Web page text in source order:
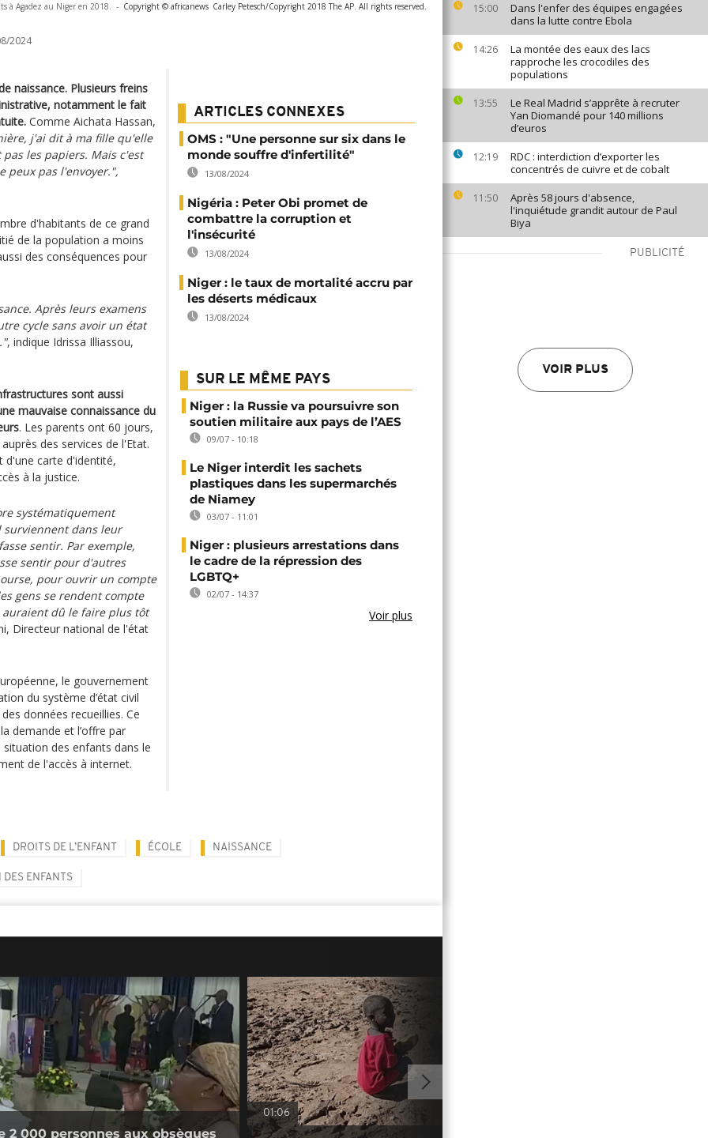
15:00
Dans l'enfer des équipes engagées
dans la lutte contre Ebola
14:26
La montée des eaux des lacs
rapproche les crocodiles des
populations
13:55
Le Real Madrid s’apprête à recruter
Yan Diomandé pour 140 millions
d’euros
12:19
RDC : interdiction d’exporter les
concentrés de cuivre et de cobalt
11:50
Après 58 jours d'absence,
l'inquiétude grandit autour de Paul
Biya
PUBLICITÉ
VOIR PLUS
à Agadez au Niger en 2018. - Copyright © africanews Carley Petesch/Copyright 2018 The AP. All rights reserved.
2024
naissance. Plusieurs freins
notamment le fait
Comme Aichata Hassan,
j'ai dit à ma fille qu'elle
les papiers. Mais c'est
peux pas l'envoyer.",
d'habitants de ce grand
de la population a moins
des conséquences pour
Après leurs examens
cycle sans avoir un état
, indique Idrissa Illiassou,
sont aussi
mauvaise connaissance du
. Les parents ont 60 jours,
des services de l'Etat.
d'une carte d'identité,
à la justice.
systématiquement
surviennent dans leur
sentir. Par exemple,
sentir pour d'autres
pour ouvrir un compte
gens se rendent compte
dû le faire plus tôt
Directeur national de l'état
le gouvernement
du système d’état civil
données recueillies. Ce
demande et l’offre par
des enfants dans le
de l'accès à internet.
ARTICLES CONNEXES
OMS : "Une personne sur six dans le
monde souffre d'infertilité"
13/08/2024
Nigéria : Peter Obi promet de
combattre la corruption et
l'insécurité
13/08/2024
Niger : le taux de mortalité accru par
les déserts médicaux
13/08/2024
SUR LE MÊME PAYS
Niger : la Russie va poursuivre son
soutien militaire aux pays de l’AES
09/07 - 10:18
Le Niger interdit les sachets
plastiques dans les supermarchés
de Niamey
03/07 - 11:01
Niger : plusieurs arrestations dans
le cadre de la répression des
LGBTQ+
02/07 - 14:37
Voir plus
DROITS DE L’ENFANT ÉCOLE NAISSANCE
DES ENFANTS
2 000 personnes aux obsèques
01:06